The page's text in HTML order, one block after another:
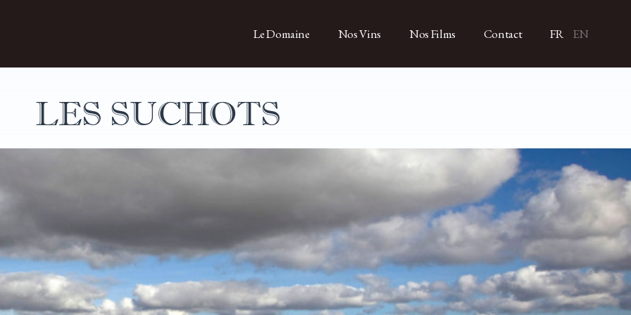
Le Domaine Nos Vins Nos Films Contact FR EN
LES SUCHOTS